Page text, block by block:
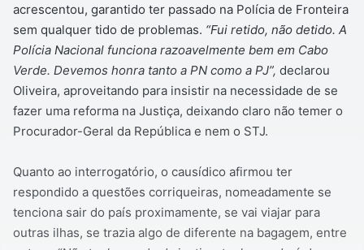
acrescentou, garantido ter passado na Polícia de Fronteira
sem qualquer tido de problemas. “Fui retido, não detido. A
Polícia Nacional funciona razoavelmente bem em Cabo
Verde. Devemos honra tanto a PN como a PJ”, declarou
Oliveira, aproveitando para insistir na necessidade de se
fazer uma reforma na Justiça, deixando claro não temer o
Procurador-Geral da República e nem o STJ.
Quanto ao interrogatório, o causídico afirmou ter
respondido a questões corriqueiras, nomeadamente se
tenciona sair do país proximamente, se vai viajar para
outras ilhas, se trazia algo de diferente na bagagem, entre